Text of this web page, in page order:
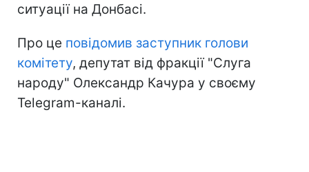
ситуації на Донбасі.
Про це повідомив заступник голови
комітету, депутат від фракції "Слуга
народу" Олександр Качура у своєму
Telegram-каналі.